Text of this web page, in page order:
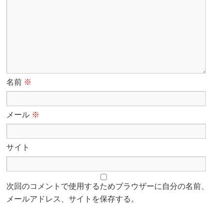
名前 ※
メール ※
サイト
次回のコメントで使用するためブラウザーに自分の名前、
メールアドレス、サイトを保存する。